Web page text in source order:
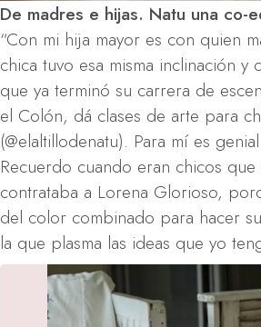
De madres e hijas. Natu una co-
“Con mi hija mayor es con quien
chica tuvo esa misma inclinación
que ya terminó su carrera de
el Colón, dá clases de arte para
(@elaltillodenatu). Para mí es
Recuerdo cuando eran chicos
contrataba a Lorena Glorioso,
del color combinado para hacer
la que plasma las ideas que yo